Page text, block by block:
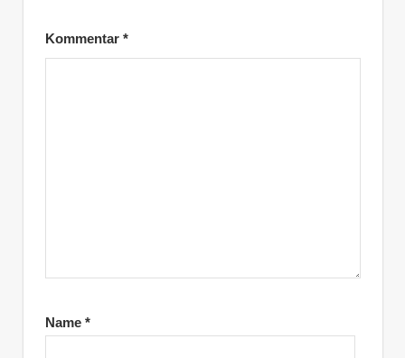
Kommentar *
Name *